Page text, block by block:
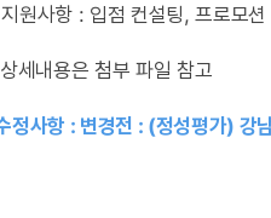
지원사항 : 입점 컨설팅, 프로모
세내용은 첨부 파일 참고
정사항 : 변경전 : (정성평가) 강